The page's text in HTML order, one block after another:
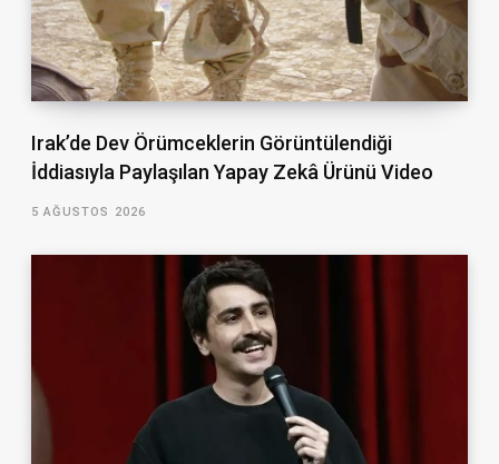
Irak’de Dev Örümceklerin Görüntülendiği
İddiasıyla Paylaşılan Yapay Zekâ Ürünü Video
5 AĞUSTOS 2026